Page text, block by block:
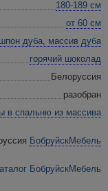
180-189 см
от 60 см
дуба, массив дуба
горячий шоколад
Белоруссия
разобран
в спальню из массива
БобруйскМебель
БобруйскМебель